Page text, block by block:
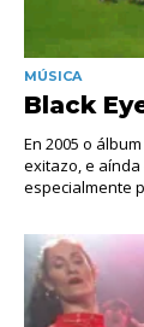
MÚSICA
Black
En 2005 o
exitazo, e
especialmente